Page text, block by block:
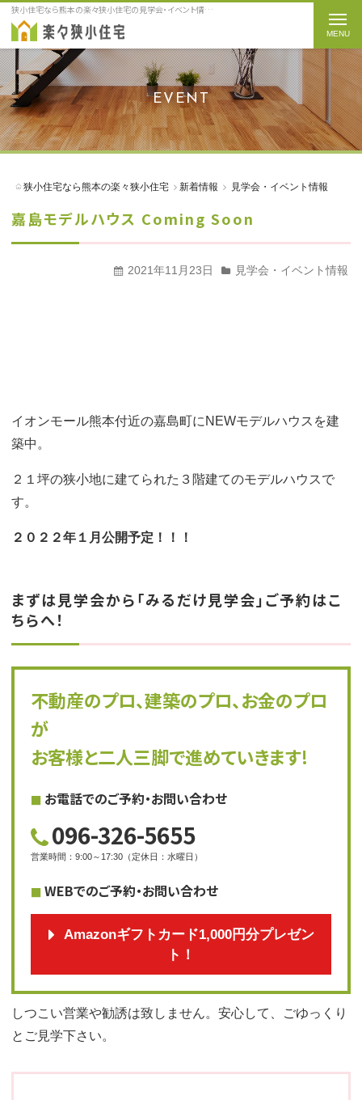
狭小住宅なら熊本の楽々狭小住宅の見学会・イベント情報をご紹介
EVENT
狭小住宅なら熊本の楽々狭小住宅 新着情報 見学会・イベント情報
嘉島モデルハウス Coming Soon
2021年11月23日 見学会・イベント情報
イオンモール熊本付近の嘉島町にNEWモデルハウスを建
築中。
２１坪の狭小地に建てられた３階建てのモデルハウスで
す。
２０２２年１月公開予定！！！
まずは見学会から「みるだけ見学会」ご予約はこ
ちらへ！
不動産のプロ、建築のプロ、お金のプロ
が
お客様と二人三脚で進めていきます!
お電話でのご予約・お問い合わせ
096-326-5655
営業時間 ： 9:00～17:30 （ 定休日 ： 水曜日 ）
WEBでのご予約・お問い合わせ
Amazonギフトカード1,000円分プレゼン
ト！
しつこい営業や勧誘は致しません。安心して、ごゆっくり
とご見学下さい。
t
o
g
g
l
e
n
g
a